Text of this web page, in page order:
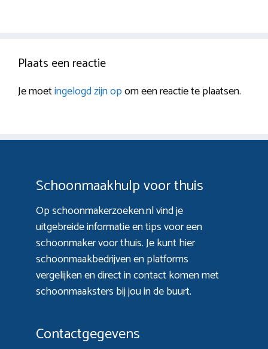
Plaats een reactie
Je moetingelogd zijn opom een reactie te plaatsen.
Schoonmaakhulp voor thuis
Op schoonmakerzoeken.nl vind je
uitgebreide informatie en tips voor een
schoonmaker voor thuis. Je kunt hier
schoonmaakbedrijven en platforms
vergelijken en direct in contact komen met
schoonmaaksters bij jou in de buurt.
Contactgegevens